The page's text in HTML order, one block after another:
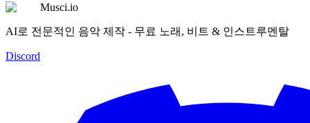
Musci.io
AI로 전문적인 음악 제작 - 무료 노래, 비트 & 인스트루멘탈
Discord